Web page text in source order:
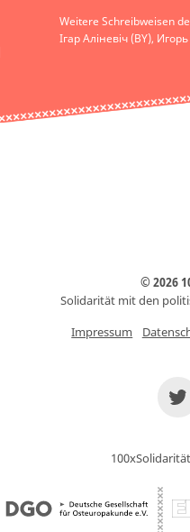
Weitere Schreibweisen
Ігар Аліневіч (BY),
© 2026
Solidarität mit den
Impressum